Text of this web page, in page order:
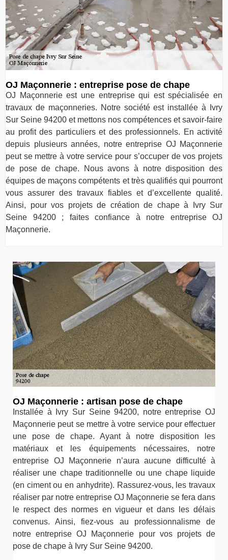
OJ Maçonnerie : entreprise pose de chape
OJ Maçonnerie est une entreprise qui est spécialisée en
travaux de maçonneries. Notre société est installée à Ivry
Sur Seine 94200 et mettons nos compétences et savoir-faire
au profit des particuliers et des professionnels. En activité
depuis plusieurs années, notre entreprise OJ Maçonnerie
peut se mettre à votre service pour s’occuper de vos projets
de pose de chape. Nous avons à notre disposition des
équipes de maçons compétents et très qualifiés qui pourront
vous assurer des travaux fiables et d’excellente qualité.
Ainsi, pour vos projets de création de chape à Ivry Sur
Seine 94200 ; faites confiance à notre entreprise OJ
Maçonnerie.
OJ Maçonnerie : artisan pose de chape
Installée à Ivry Sur Seine 94200, notre entreprise OJ
Maçonnerie peut se mettre à votre service pour effectuer
une pose de chape. Ayant à notre disposition les
matériaux et les équipements nécessaires, notre
entreprise OJ Maçonnerie n’aura aucune difficulté à
réaliser une chape traditionnelle ou une chape liquide
(en ciment ou en anhydrite). Rassurez-vous, les travaux
réaliser par notre entreprise OJ Maçonnerie se fera dans
le respect des normes en vigueur et dans les délais
convenus. Ainsi, fiez-vous au professionnalisme de
notre entreprise OJ Maçonnerie pour vos projets de
pose de chape à Ivry Sur Seine 94200.